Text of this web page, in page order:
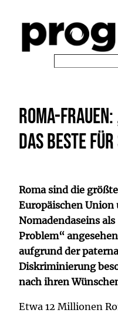
Inhalt
springen
c
h
Roma-
das Beste
Roma sind die
Europäischen
Nomadendaseins
Problem“
aufgrund der
Diskriminierung
nach ihren
Etwa 12 Millionen